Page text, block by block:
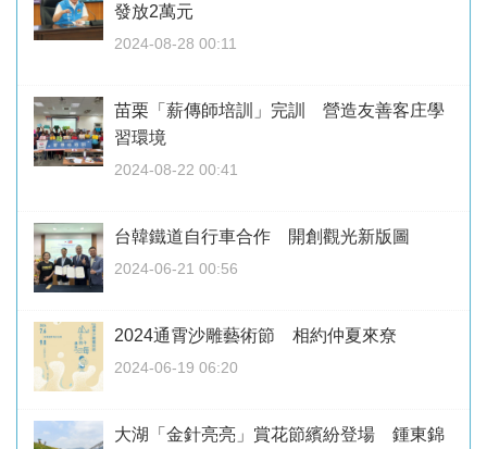
發放2萬元
2024-08-28 00:11
苗栗「薪傳師培訓」完訓 營造友善客庄學
習環境
2024-08-22 00:41
台韓鐵道自行車合作 開創觀光新版圖
2024-06-21 00:56
2024通霄沙雕藝術節 相約仲夏來尞
2024-06-19 06:20
大湖「金針亮亮」賞花節繽紛登場 鍾東錦